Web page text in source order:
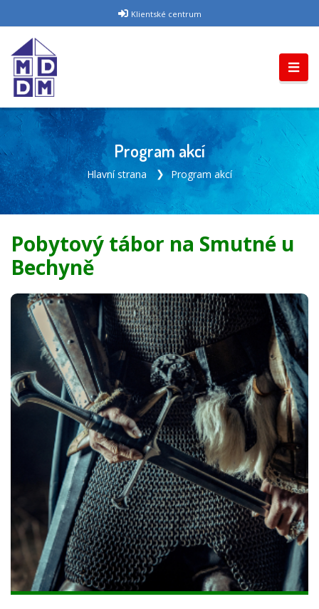
Klientské centrum
Program akcí
Hlavní strana Program akcí
Pobytový tábor na Smutné u
Bechyně